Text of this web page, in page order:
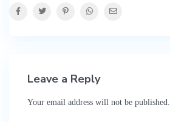
Leave a Reply
Your email address will not be published.